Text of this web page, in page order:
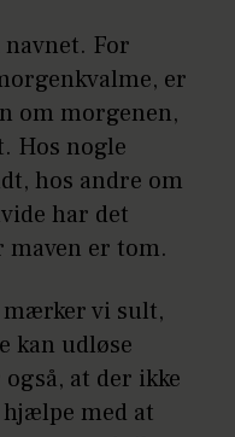
For
er
om morgenen,
Hos nogle
hos andre om
har det
er tom.
mærker vi sult,
kan udløse
at der ikke
med at